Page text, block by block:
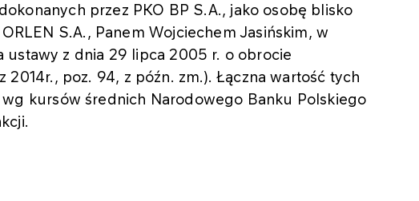
przez PKO BP S.A., jako osobę blisko
S.A., Panem Wojciechem Jasińskim, w
ustawy z dnia 29 lipca 2005 r. o obrocie
2014r., poz. 94, z późn. zm.). Łączna wartość tych
kursów średnich Narodowego Banku Polskiego